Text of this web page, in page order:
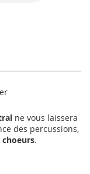
ne vous laissera
des percussions,
choeurs.